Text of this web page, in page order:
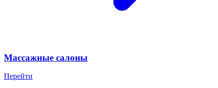
Массажные салоны
Перейти